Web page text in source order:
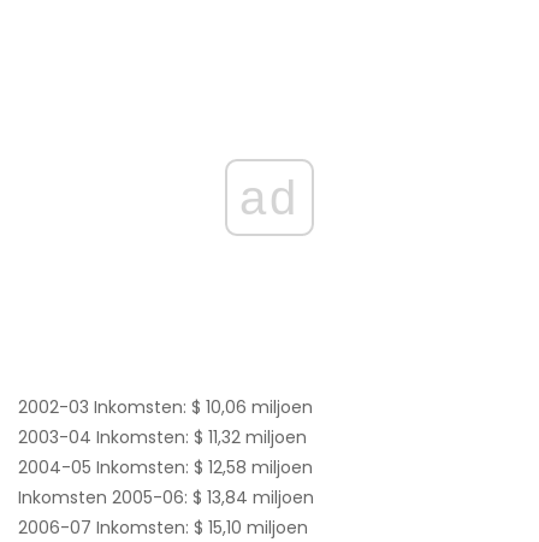
ad
2002-03 Inkomsten: $ 10,06 miljoen
2003-04 Inkomsten: $ 11,32 miljoen
2004-05 Inkomsten: $ 12,58 miljoen
Inkomsten 2005-06: $ 13,84 miljoen
2006-07 Inkomsten: $ 15,10 miljoen